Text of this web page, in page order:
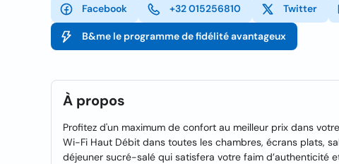
Facebook +32 015256810 Twitter
B&me le programme de fidélité avantageux
À propos
Profitez d'un maximum de confort au meilleur prix dans
Wi-Fi Haut Débit dans toutes les chambres, écrans plats,
déjeuner sucré-salé qui satisfera votre faim d’authenticité